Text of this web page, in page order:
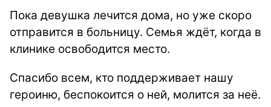
Пока девушка лечится дома, но уже скоро
отправится в больницу. Семья ждёт, когда в
клинике освободится место.
Спасибо всем, кто поддерживает нашу
героиню, беспокоится о ней, молится за неё.